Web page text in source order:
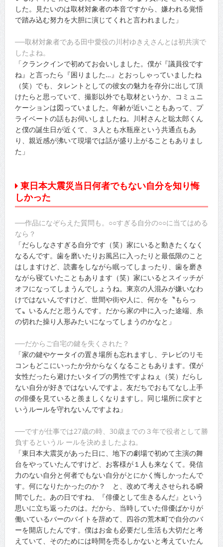
した。見たいのは取材対象者の本音ですから、嫌われる覚悟
で踏み込む努力を大胆に演じてくれと言われました」
──取材対象者である田中愛役の川村ゆきえさんとは初共演で
したよね。
「クランクインで初めてお会いしました。僕が『議員役です
ね』と言ったら『困りました…』とおっしゃっていましたね
（笑）でも、タレントとしての彼女の魅力を存分に出して頂
けたらと思っていて、撮影以外でも取材というか、コミュニ
ケーションは図っていました。年齢が近いこともあって、プ
ライベートの話もお伺いしましたね。川村さんと聡太郎くん
と僕の誕生日が近くて、３人とも水瓶座という共通点もあ
り、親近感が沸いて現場では話が盛り上がることもありまし
た」
東日本大震災当日何者でもない自分を知り悔
しかった
──作品になぞらえた質問も。○○すぎる自分の○○に当てはめる
なら？
「だらしなさすぎる自分です（笑）家にいると動きたくなく
なるんです。歯を磨いたりお風呂に入ったりと最低限のこと
はしますけど、読書をしながら眠ってしまったり、歯を磨き
ながら寝ていたこともあります（笑）家にいるとスイッチが
オフになってしまうんでしょうね。東京の人混みが嫌いなわ
けではないんですけど、世間や街や人に、何かを〝もらっ
て〟いるんだと思うんです。だから家の中に入った途端、糸
の切れた操り人形みたいになってしまうのかなと」
──だからご自宅の鍵を失くされた？
「家の鍵やケータイの置き場所も忘れますし、テレビのリモ
コンもどこにいったか分からなくなることもあります。僕が
女性だったら避けたいタイプの男性ですよねぇ（笑）だらし
ない自分が好きではないんですよ。友だちでおもてなし上手
の俳優を見ていると羨ましくなりますし。同じ場所に戻すと
いうルールを守れないんですよね」
──ですが仕事では27歳の時、30歳までの３年で役者として勝
負するというル ールを決めましたよね。
「東日本大震災があった日に、地下の劇場で初めて主演の舞
台をやっていたんですけど、お客様が１人も来なくて。発信
力のない自分と何者でもない自分がとにかく悔しかったんで
す。何になりたかったのか？ と、改めて考えさせられる瞬
間でした。あの日ですね、『俳優として生きるんだ』という
思いに立ち返ったのは。だから、当時していた俳優ばかりが
働いているバーのバイトを辞めて、四谷の荒木町で自分のバ
ーを開店したんです。僕はお金も必要だし生活も大切だと考
えていて、そのためには時間を売るしかないと考えていたん